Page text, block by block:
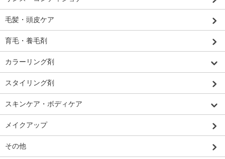
毛髪・頭皮ケア
育毛・養毛剤
カラーリング剤
スタイリング剤
スキンケア・ボディケア
メイクアップ
その他